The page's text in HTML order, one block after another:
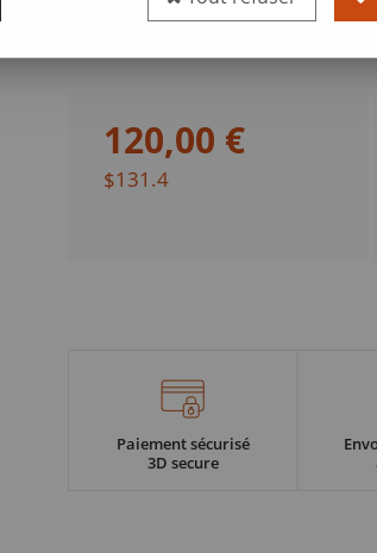
120,00 €
$131.4
Paiement sécurisé
3D secure